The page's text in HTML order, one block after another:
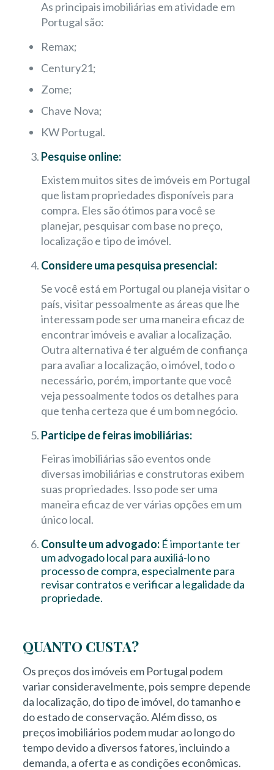
As principais imobiliárias em atividade em
Portugal são:
Remax;
Century21;
Zome;
Chave Nova;
KW Portugal.
Pesquise online:
Existem muitos sites de imóveis em Portugal
que listam propriedades disponíveis para
compra. Eles são ótimos para você se
planejar, pesquisar com base no preço,
localização e tipo de imóvel.
Considere uma pesquisa presencial:
Se você está em Portugal ou planeja visitar o
país, visitar pessoalmente as áreas que lhe
interessam pode ser uma maneira eficaz de
encontrar imóveis e avaliar a localização.
Outra alternativa é ter alguém de confiança
para avaliar a localização, o imóvel, todo o
necessário, porém, importante que você
veja pessoalmente todos os detalhes para
que tenha certeza que é um bom negócio.
Participe de feiras imobiliárias:
Feiras imobiliárias são eventos onde
diversas imobiliárias e construtoras exibem
suas propriedades. Isso pode ser uma
maneira eficaz de ver várias opções em um
único local.
Consulte um advogado:É importante ter
um advogado local para auxiliá-lo no
processo de compra, especialmente para
revisar contratos e verificar a legalidade da
propriedade.
QUANTO CUSTA?
Os preços dos imóveis em Portugal podem
variar consideravelmente, pois sempre depende
da localização, do tipo de imóvel, do tamanho e
do estado de conservação. Além disso, os
preços imobiliários podem mudar ao longo do
tempo devido a diversos fatores, incluindo a
demanda, a oferta e as condições econômicas.